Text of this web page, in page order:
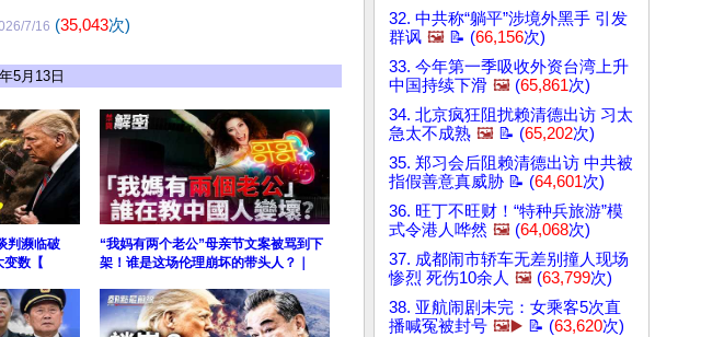
7/16 (35,043次)
5月13日
判濒临破
变数【
“我妈有两个老公”母亲节文案被骂到下
架！谁是这场伦理崩坏的带头人？｜
32. 中共称“躺平”涉境外黑手 引发
群讽 🖼️ 📝 (66,156次)
33. 今年第一季吸收外资台湾上升
中国持续下滑 🖼️ (65,861次)
34. 北京疯狂阻扰赖清德出访 习太
急太不成熟 🖼️ 📝 (65,202次)
35. 郑习会后阻赖清德出访 中共被
指假善意真威胁 📝 (64,601次)
36. 旺丁不旺财！“特种兵旅游”模
式令港人哗然 🖼️ (64,068次)
37. 成都闹市轿车无差别撞人现场
惨烈 死伤10余人 🖼️ (63,799次)
38. 亚航闹剧未完：女乘客5次直
播喊冤被封号 🖼️▶️ 📝 (63,620次)